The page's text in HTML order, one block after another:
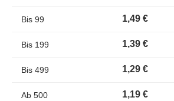
Bis 99 1,49 €
Bis 199 1,39 €
Bis 499 1,29 €
Ab 500 1,19 €